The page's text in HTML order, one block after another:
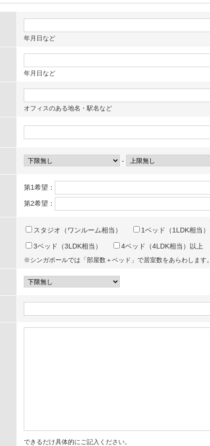
年月日など
年月日など
オフィスのある地名・駅名など
-
第1希望：
第2希望：
スタジオ（ワンルーム相当） 1ベッド（1LDK相当）
3ベッド（3LDK相当） 4ベッド（4LDK相当）以上
※シンガポールでは「部屋数＋ベッド」で居室数をあらわします。
できるだけ具体的にご記入ください。